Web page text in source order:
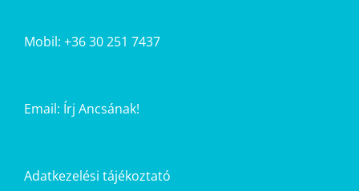
Mobil: +36 30 251 7437
Email: Írj Ancsának!
Adatkezelési tájékoztató